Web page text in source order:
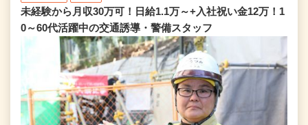
未経験から月収30万可！日給1.1万～+入社祝い金12万！1
0～60代活躍中の交通誘導・警備スタッフ